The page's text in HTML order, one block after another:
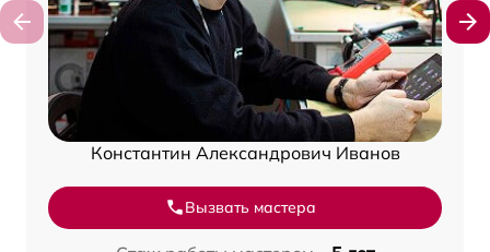
Константин Александрович Иванов
Вызвать мастера